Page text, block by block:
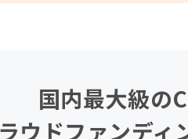
国内最大級の
ウドファンディ